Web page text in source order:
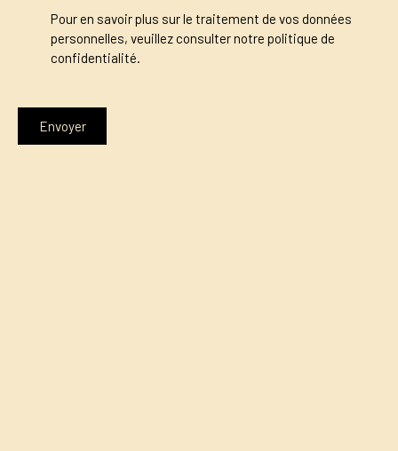
Pour en savoir plus sur le traitement de vos données
personnelles, veuillez consulter notre politique de
confidentialité.
Envoyer